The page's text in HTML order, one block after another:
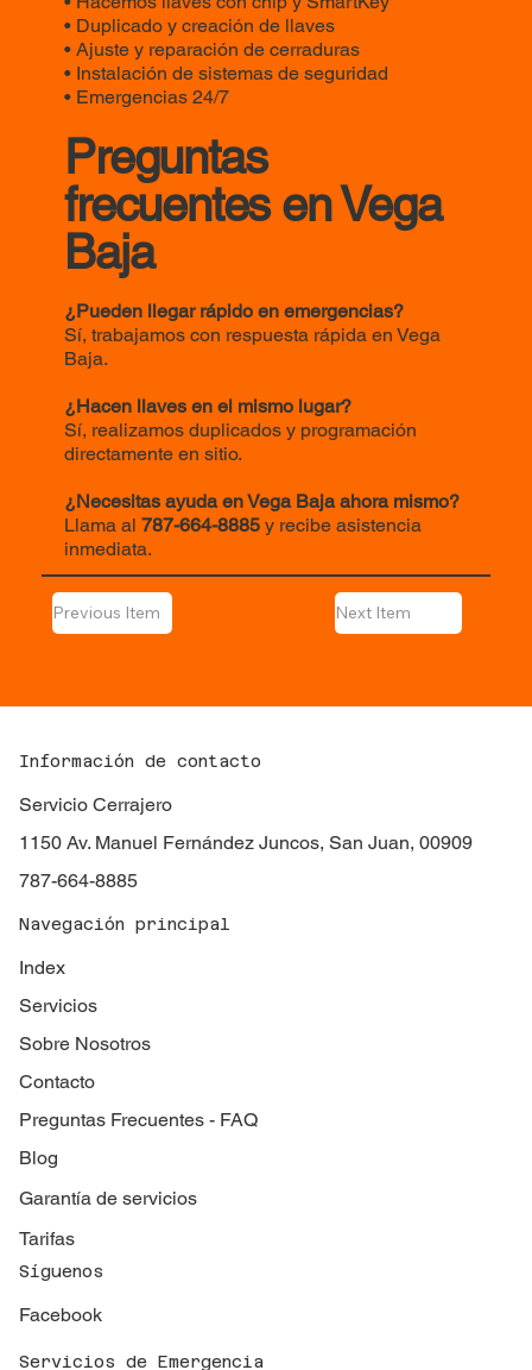
• Duplicado y creación de llaves
• Ajuste y reparación de cerraduras
• Instalación de sistemas de seguridad
• Emergencias 24/7
Preguntas
frecuentes en Vega
Baja
¿Pueden llegar rápido en emergencias?
Sí, trabajamos con respuesta rápida en Vega
Baja.
¿Hacen llaves en el mismo lugar?
Sí, realizamos duplicados y programación
directamente en sitio.
¿Necesitas ayuda en Vega Baja ahora mismo?
Llama al787-664-8885 y recibe asistencia
inmediata.
Previous Item Next Item
Información de contacto
Servicio Cerrajero
1150 Av. Manuel Fernández Juncos, San Juan, 00909
787-664-8885
Navegación principal
Index
Servicios
Sobre Nosotros
Contacto
Preguntas Frecuentes - FAQ
Blog
Garantía de servicios
Tarifas
Síguenos
Facebook
Servicios de Emergencia